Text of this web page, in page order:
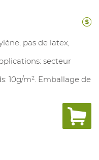
pas de latex,
secteur
10g/m². Emballage de